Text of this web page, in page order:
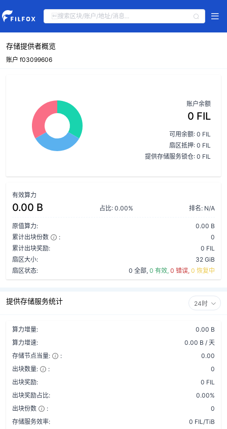
存储提供者概览
账户 f03099606
账户余额
0 FIL
可用余额: 0 FIL
扇区抵押: 0 FIL
提供存储服务锁仓: 0 FIL
有效算力
0.00 B 占比: 0.00% 排名: N/A
原值算力:
0.00 B
累计出块份数
:
0
累计出块奖励:
0 FIL
扇区大小:
32 GiB
扇区状态:
0 全部, 0 有效, 0 错误, 0 恢复中
提供存储服务统计 24时
算力增量:
0.00 B
算力增速:
0.00 B / 天
存储节点当量:
:
0.00
出块数量:
:
0
出块奖励:
0 FIL
出块奖励占比:
0.00%
出块份数
:
0
存储服务效率:
0 FIL/TiB